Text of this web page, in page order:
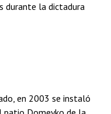
durante la dictadura
en 2003 se instaló